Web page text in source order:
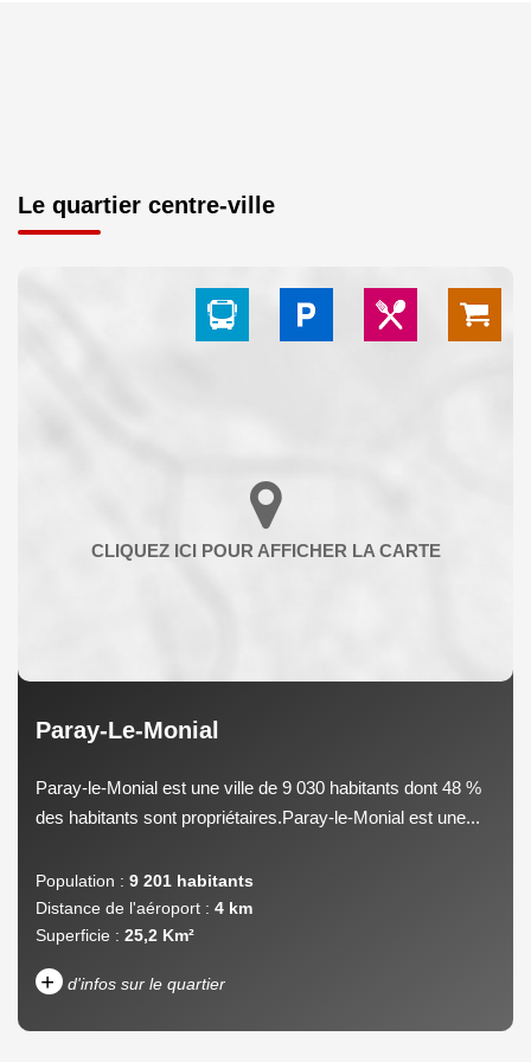
Le quartier centre-ville
Paray-Le-Monial
Paray-le-Monial est une ville de 9 030 habitants dont 48 %
des habitants sont propriétaires.Paray-le-Monial est une...
Population : 9 201 habitants
Distance de l'aéroport : 4 km
Superficie : 25,2 Km²
+ d'infos sur le quartier